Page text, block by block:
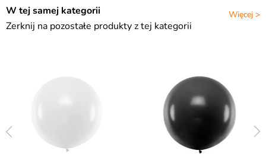
Więcej >
W tej samej kategorii
Zerknij na pozostałe produkty z tej kategorii